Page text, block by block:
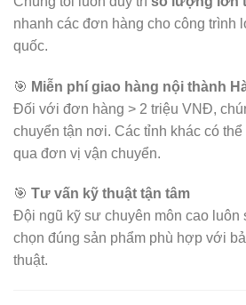
nhanh các đơn hàng cho công trình
quốc.
🎯 Miễn phí giao hàng nội thành
Đối với đơn hàng > 2 triệu VNĐ,
chuyển tận nơi. Các tỉnh khác có
qua đơn vị vận chuyển.
🎯 Tư vấn kỹ thuật tận tâm
Đội ngũ kỹ sư chuyên môn cao luôn
chọn đúng sản phẩm phù hợp với
thuật.